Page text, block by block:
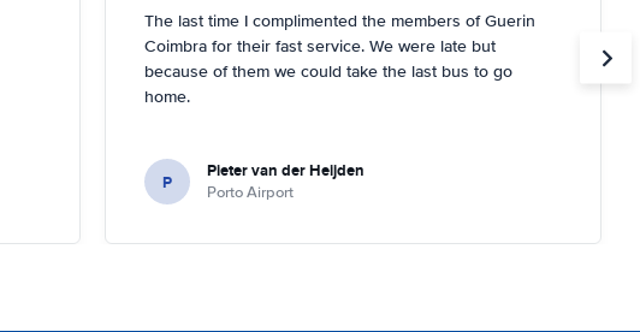
The last time I complimented the members of Guerin
Coimbra for their fast service. We were late but
because of them we could take the last bus to go
home.
P Pieter van der Heijden
Porto Airport